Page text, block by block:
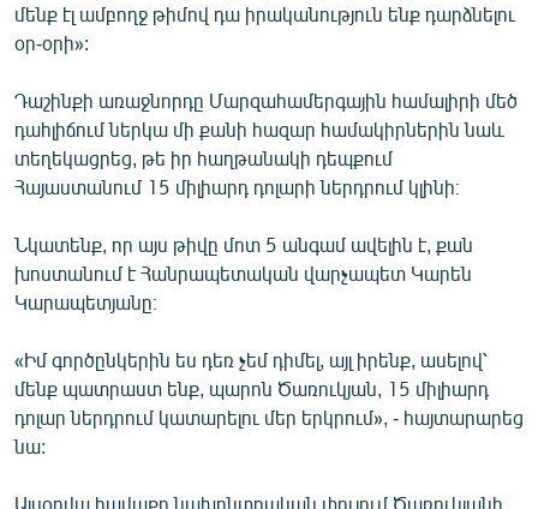
մենք էլ ամբողջ թիմով դա իրականություն ենք դարձնելու
օր-օրի»:
Դաշինքի առաջնորդը Մարզահամերգային համալիրի մեծ
դահլիճում ներկա մի քանի հազար համակիրներին նաև
տեղեկացրեց, թե իր հաղթանակի դեպքում
Հայաստանում 15 միլիարդ դոլարի ներդրում կլինի։
Նկատենք, որ այս թիվը մոտ 5 անգամ ավելին է, քան
խոստանում է Հանրապետական վարչապետ Կարեն
Կարապետյանը։
«Իմ գործընկերին ես դեռ չեմ դիմել, այլ իրենք, ասելով՝
մենք պատրաստ ենք, պարոն Ծառուկյան, 15 միլիարդ
դոլար ներդրում կատարելու մեր երկրում», - հայտարարեց
նա:
Այսօրվա հավաքը նախընտրական փուլում Ծառուկյանի